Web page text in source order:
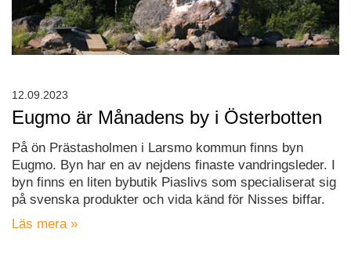
Eugmo är Månadens by i Österbotten
På ön Prästasholmen i Larsmo kommun finns byn
Eugmo. Byn har en av nejdens finaste vandringsleder. I
byn finns en liten bybutik Piaslivs som specialiserat sig
på svenska produkter och vida känd för Nisses biffar.
Läs mera »
12.09.2023